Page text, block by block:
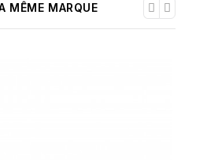
MÊME MARQUE